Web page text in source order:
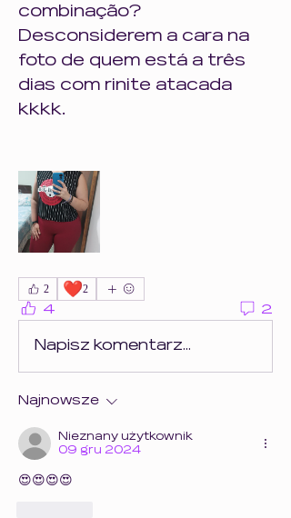
combinação?
Desconsiderem a cara na
foto de quem está a três
dias com rinite atacada
kkkk.
2 ❤️2
4 2
Napisz komentarz...
Najnowsze
Nieznany użytkownik
09 gru 2024
😍😍😍😍